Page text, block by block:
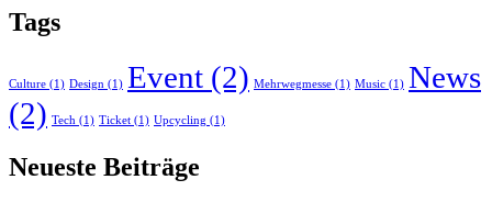
Tags
Culture (1) Design (1) Event (2) Mehrwegmesse (1) Music (1) News
(2) Tech (1) Ticket (1) Upcycling (1)
Neueste Beiträge